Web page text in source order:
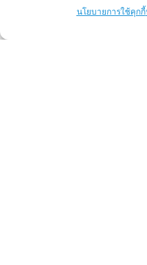
นโยบายการใช้คุกกี้